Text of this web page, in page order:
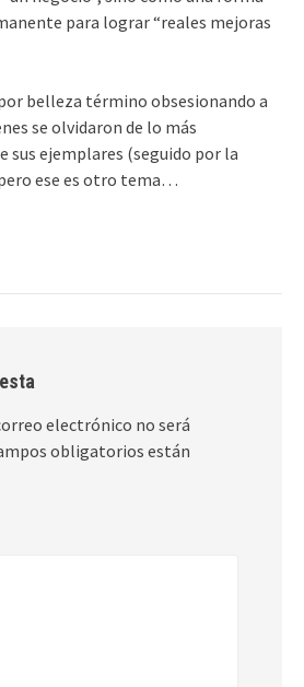
para lograr “reales mejoras
belleza término obsesionando a
se olvidaron de lo más
sus ejemplares (seguido por la
ese es otro tema…
electrónico no será
obligatorios están